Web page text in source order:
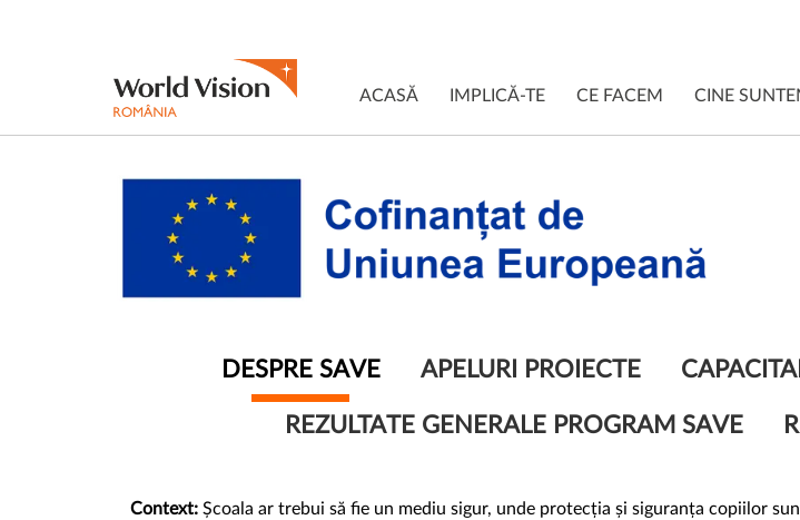
ACASĂ IMPLICĂ-TE CE FACEM CINE
DESPRE SAVE APELURI PROIECTE
REZULTATE GENERALE PROGRAM SAVE
Context: Școala ar trebui să fie un mediu sigur, unde protecția și siguranța copiilor